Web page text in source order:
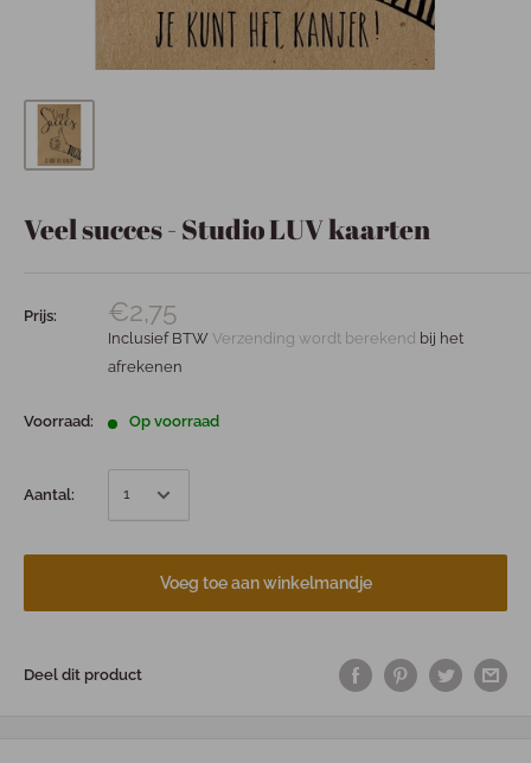
Veel succes - Studio LUV kaarten
Prijs: €2,75
Inclusief BTW Verzending wordt berekend bij het
afrekenen
Voorraad: Op voorraad
Aantal:
Voeg toe aan winkelmandje
Deel dit product